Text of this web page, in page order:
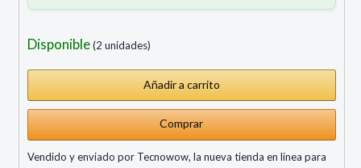
Disponible(2 unidades)
Comprar
Vendido y enviado por Tecnowow, la nueva tienda en linea para